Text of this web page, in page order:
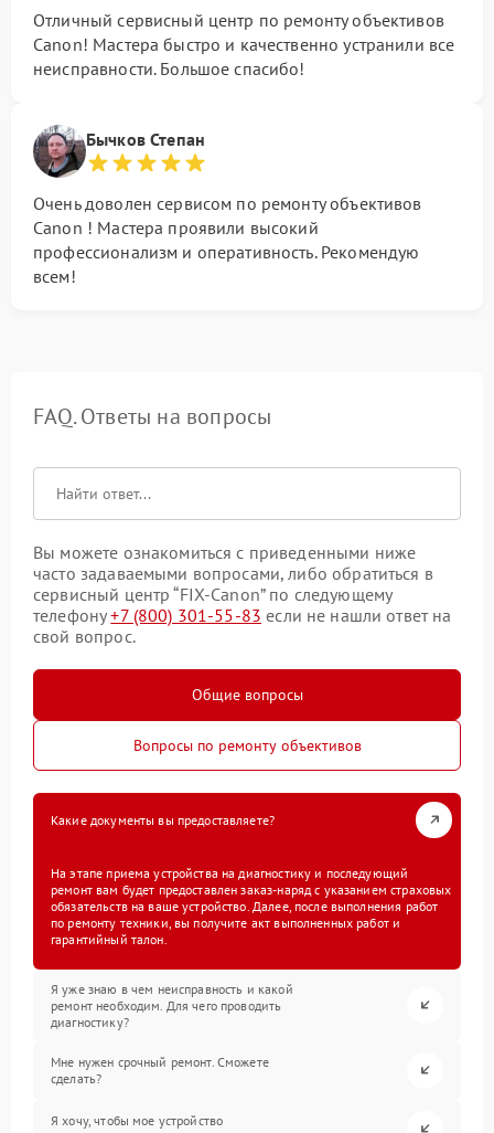
Отличный сервисный центр по ремонту объективов
Canon! Мастера быстро и качественно устранили все
неисправности. Большое спасибо!
Бычков Степан
Очень доволен сервисом по ремонту объективов
Canon ! Мастера проявили высокий
профессионализм и оперативность. Рекомендую
всем!
FAQ. Ответы на вопросы
Вы можете ознакомиться с приведенными ниже
часто задаваемыми вопросами, либо обратиться в
сервисный центр “FIX-Canon” по следующему
телефону+7 (800) 301-55-83 если не нашли ответ на
свой вопрос.
Общие вопросы
Вопросы по ремонту объективов
Какие документы вы предоставляете?
На этапе приема устройства на диагностику и последующий
ремонт вам будет предоставлен заказ-наряд с указанием страховых
обязательств на ваше устройство. Далее, после выполнения работ
по ремонту техники, вы получите акт выполненных работ и
гарантийный талон.
Я уже знаю в чем неисправность и какой
ремонт необходим. Для чего проводить
диагностику?
Мне нужен срочный ремонт. Сможете
сделать?
Я хочу, чтобы мое устройство